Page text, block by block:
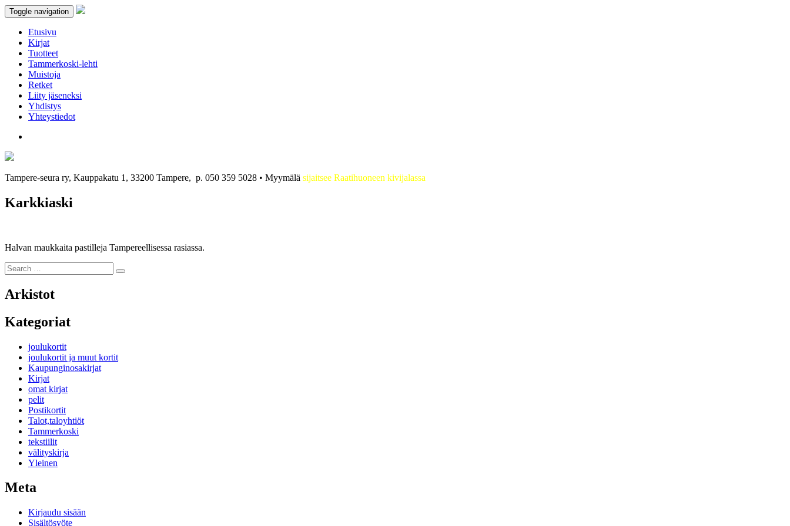
Toggle navigation
Etusivu
Kirjat
Tuotteet
Tammerkoski-lehti
Muistoja
Retket
Liity jäseneksi
Yhdistys
Yhteystiedot
Tampere-seura ry, Kauppakatu 1, 33200 Tampere, p. 050 359 5028 • Myymälä sijaitsee Raatihuoneen kivijalassa
Karkkiaski
Halvan maukkaita pastilleja Tampereellisessa rasiassa.
Search
for:
Search
Arkistot
Kategoriat
joulukortit
joulukortit ja muut kortit
Kaupunginosakirjat
Kirjat
omat kirjat
pelit
Postikortit
Talot,taloyhtiöt
Tammerkoski
tekstiilit
välityskirja
Yleinen
Meta
Kirjaudu sisään
Sisältösyöte